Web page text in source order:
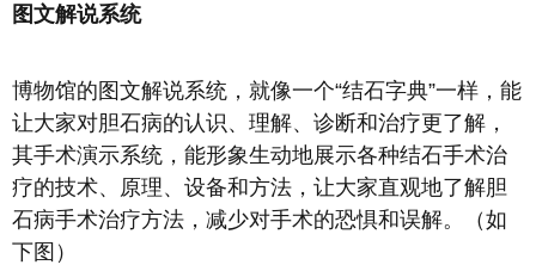
图文解说系统
博物馆的图文解说系统，就像一个“结石字典”一样，能
让大家对胆石病的认识、理解、诊断和治疗更了解，
其手术演示系统，能形象生动地展示各种结石手术治
疗的技术、原理、设备和方法，让大家直观地了解胆
石病手术治疗方法，减少对手术的恐惧和误解。（如
下图）